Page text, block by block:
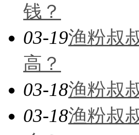
钱？
03-19渔粉叔
高？
03-18渔粉叔
03-18渔粉叔